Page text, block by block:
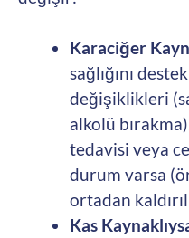
Karaciğer
sağlığını
değişiklikleri
alkolü
tedavisi veya
durum varsa
ortadan
Kas